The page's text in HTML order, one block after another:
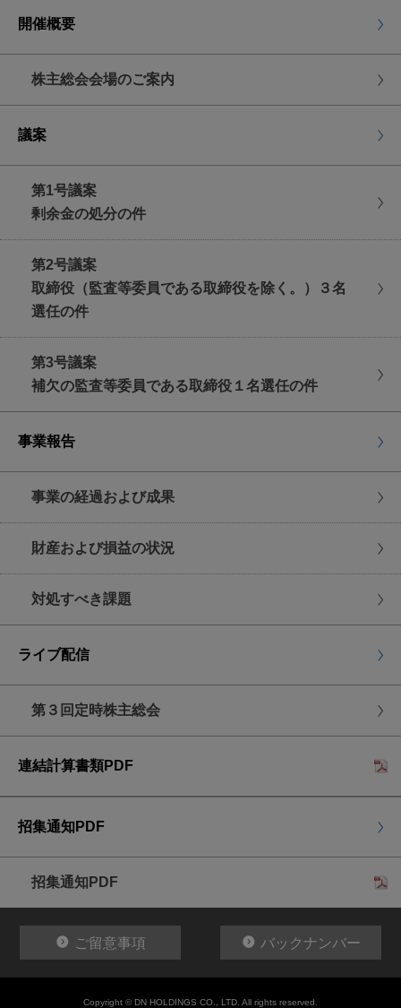
ご持参いただくとともに議決権行使書用紙を会場
受付にご提出くださいますようお願い申し上げま
す。
日時
2024年9月27日(金曜日)
開催概要
株主総会会場のご案内
議案
第1号議案
剰余金の処分の件
第2号議案
取締役（監査等委員である取締役を除く。）３名
選任の件
第3号議案
補欠の監査等委員である取締役１名選任の件
事業報告
事業の経過および成果
財産および損益の状況
対処すべき課題
ライブ配信
第３回定時株主総会
連結計算書類PDF
招集通知PDF
招集通知PDF
ご留意事項 バックナンバー
Copyright © DN HOLDINGS CO., LTD. All rights reserved.